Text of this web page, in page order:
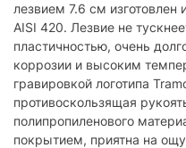
лезвием 7.6 см
AISI 420. Лезвие не
пластичностью, очень
коррозии и высоким
гравировкой логотипа
противоскользящая
полипропиленового
покрытием, приятна на